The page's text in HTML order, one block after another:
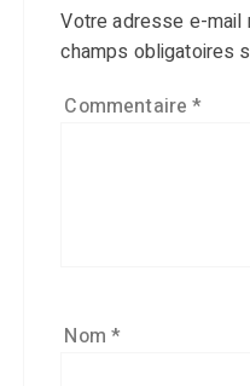
Votre adresse e-mail
champs obligatoires
Commentaire*
Nom*